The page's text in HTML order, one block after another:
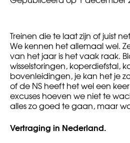
Treinen die te laat zijn of juist
We kennen het allemaal wel.
van het jaar is het vaak raak.
wisselstoringen, koperdiefstal,
bovenleidingen, je kan het je
of de NS heeft het wel een
excuses hoeven we niet te
alles zo goed te gaan, maar
Vertraging in Nederland.